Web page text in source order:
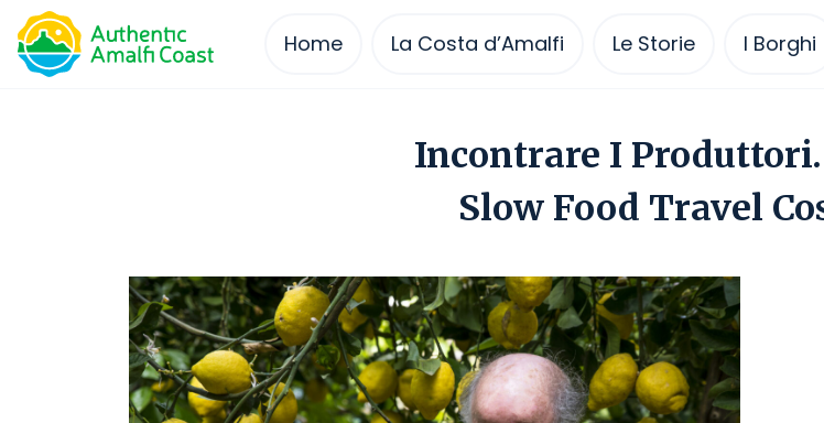
Home La Costa d’Amalfi Le Storie I Borghi
Incontrare I
Slow Food Travel